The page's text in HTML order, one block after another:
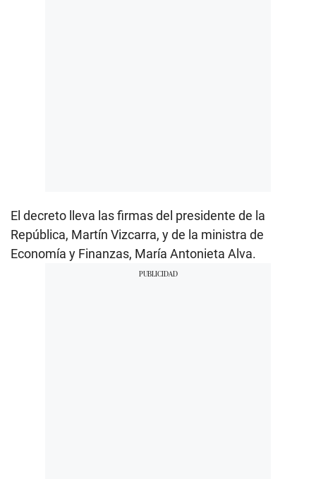
El decreto lleva las firmas del presidente de la
República, Martín Vizcarra, y de la ministra de
Economía y Finanzas, María Antonieta Alva.